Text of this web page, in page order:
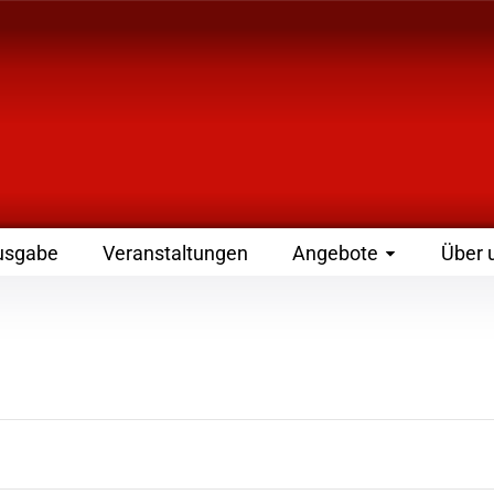
Zeitschrift für Leute
Veranstaltungen Angebote Über